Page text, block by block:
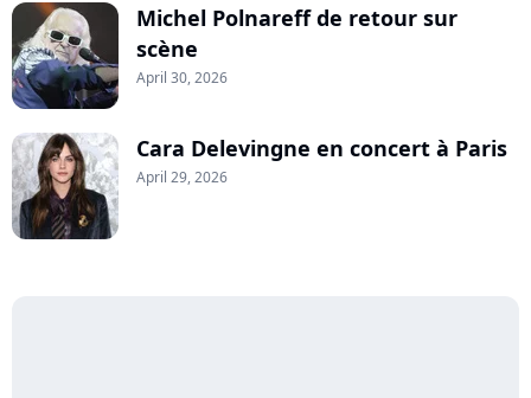
Michel Polnareff de retour sur
scène
April 30, 2026
Cara Delevingne en concert à Paris
April 29, 2026